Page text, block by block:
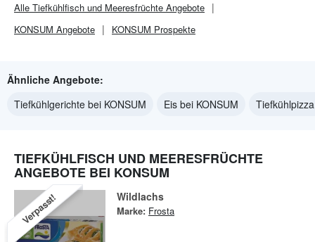
Alle Tiefkühlfisch und Meeresfrüchte Angebote
KONSUM Angebote KONSUM Prospekte
Ähnliche Angebote:
Tiefkühlgerichte bei KONSUM
Eis bei KONSUM
TIEFKÜHLFISCH UND MEERESFRÜCHTE
ANGEBOTE BEI KONSUM
Verpasst! Wildlachs
Marke: Frosta